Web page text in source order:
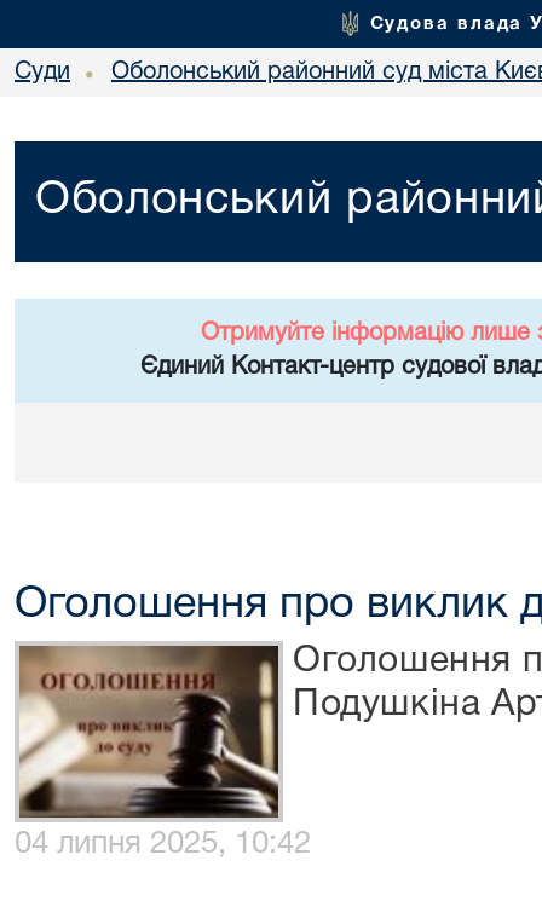
Судова влада
Суди • Оболонський районний суд міста
Оболонський
Отримуйте інформацію лише
Єдиний Контакт-центр судової
Оголошення про виклик
Оголошення
Подушкіна
04 липня 2025, 10:42